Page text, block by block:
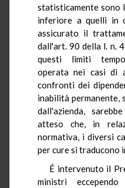
statisticamente sono
inferiore a quelli in
assicurato il
dall'art. 90 della l. n.
questi limiti
operata nei casi di
confronti dei
inabilità permanente,
dall'azienda,
atteso che, in
normativa, i diversi
per cure si traducono
É intervenuto il
ministri